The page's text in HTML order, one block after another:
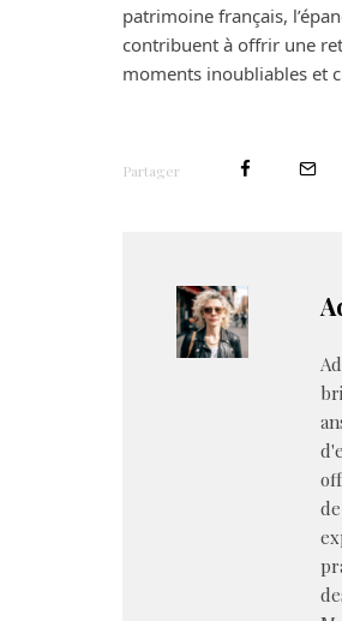
patrimoine français,
contribuent à offrir une
moments inoubliables et
Partager